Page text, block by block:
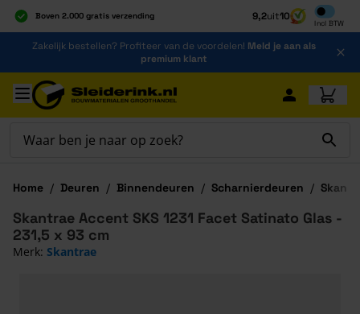
Boven 2.000 gratis verzending
Al 40 jaar dé specialist
Alles onder één dak
9,2uit10
Incl BTW
Inclusief
Ga naar de inhoud
Zakelijk bestellen? Profiteer van de voordelen! Meld je aan als
premium klant
Ga naar hoofdinhoud
Home / Deuren / Binnendeuren / Scharnierdeuren /
Skantrae Accent SKS 1231 Facet Satinato Glas -
231,5 x 93 cm
Merk: Skantrae